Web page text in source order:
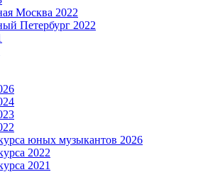
Москва 2022
Петербург 2022
юных музыкантов 2026
2022
2021